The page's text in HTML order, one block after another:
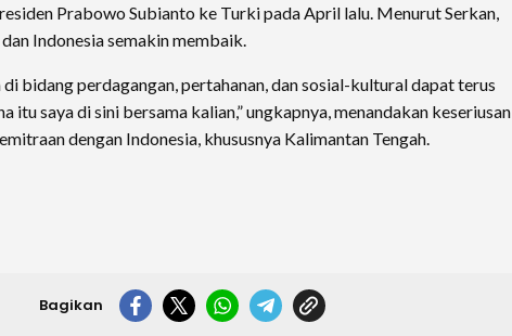
Prabowo Subianto ke Turki pada April lalu. Menurut Serkan,
Indonesia semakin membaik.
bidang perdagangan, pertahanan, dan sosial-kultural dapat terus
itu saya di sini bersama kalian,” ungkapnya, menandakan keseriusan
dengan Indonesia, khususnya Kalimantan Tengah.
Bagikan